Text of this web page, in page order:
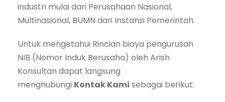
industri mulai dari Perusahaan Nasional,
Multinasional, BUMN dan Instansi Pemerintah.
Untuk mengetahui Rincian biaya pengurusan
NIB (Nomor Induk Berusaha) oleh Arish
Konsultan dapat langsung
menghubungi Kontak Kami sebagai berikut: